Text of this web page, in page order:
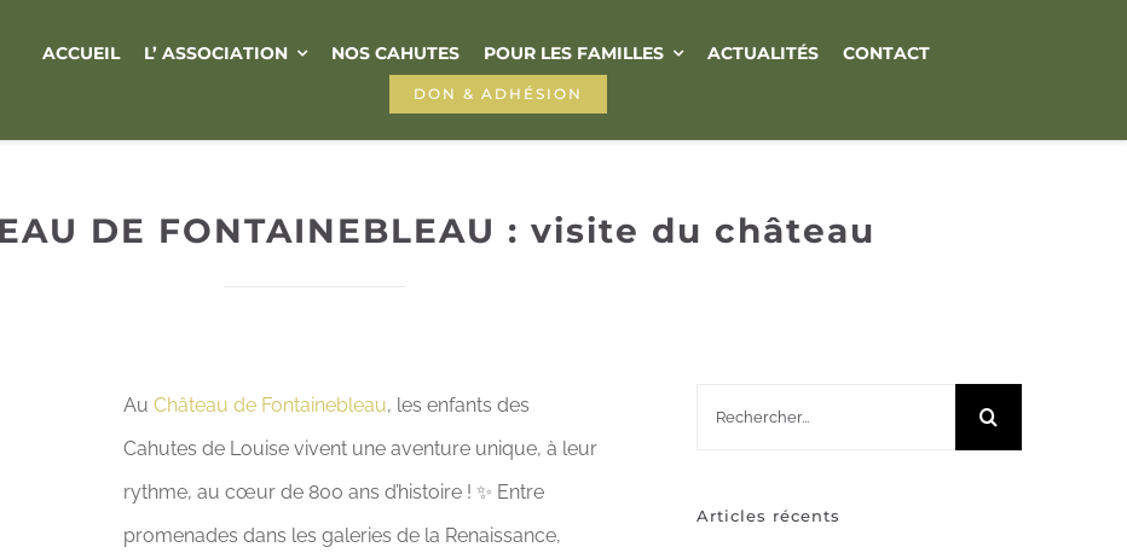
ACCUEIL L’ ASSOCIATION NOS CAHUTES POUR LES FAMILLES ACTUALITÉS CONTACT
DON & ADHÉSION
DE FONTAINEBLEAU : visite du château
Au Château de Fontainebleau, les enfants des
Cahutes de Louise vivent une aventure unique, à leur
rythme, au cœur de 800 ans d’histoire ! ✨ Entre
promenades dans les galeries de la Renaissance,
Articles récents